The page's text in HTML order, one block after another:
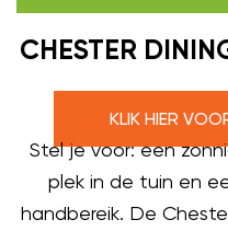
CHESTER
KLIK HIER
Stel je voor: een
plek in de tuin en
handbereik. De